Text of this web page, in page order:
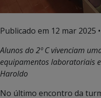
Publicado em 12 mar 2025
Alunos do 2º C vivenciam
equipamentos laboratoriais
Haroldo
No último encontro da